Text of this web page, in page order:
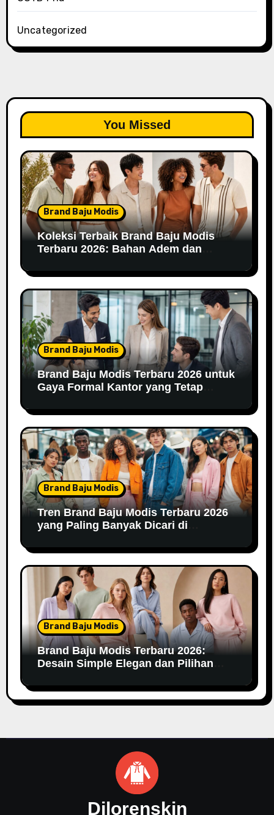
Uncategorized
You Missed
Brand Baju Modis
Koleksi Terbaik Brand Baju Modis
Terbaru 2026: Bahan Adem dan
Brand Baju Modis
Brand Baju Modis Terbaru 2026 untuk
Gaya Formal Kantor yang Tetap
Brand Baju Modis
Tren Brand Baju Modis Terbaru 2026
yang Paling Banyak Dicari di
Brand Baju Modis
Brand Baju Modis Terbaru 2026:
Desain Simple Elegan dan Pilihan
Dilorenskin